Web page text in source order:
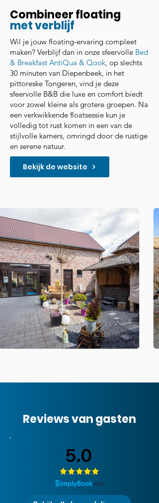
Combineer floating
met verblijf
Wil je jouw floating-ervaring compleet
maken? Verblijf dan in onze sfeervolle Bed
& Breakfast AntiQua & Qook, op slechts
30 minuten van Diepenbeek, in het
pittoreske Tongeren, vind je deze
sfeervolle B&B die luxe en comfort biedt
voor zowel kleine als grotere groepen. Na
een verkwikkende floatsessie kun je
volledig tot rust komen in een van de
stijlvolle kamers, omringd door de rustige
en serene natuur.
Bekijk de website
Reviews van gasten
5.0